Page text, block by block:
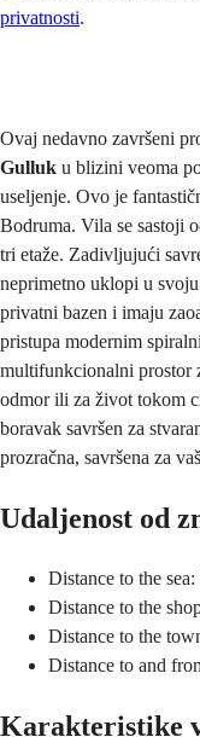
privatnosti.
Ovaj nedavno završeni
Gulluk u blizini veoma
useljenje. Ovo je
Bodruma. Vila se sastoji
tri etaže. Zadivljujući
neprimetno uklopi u
privatni bazen i imaju
pristupa modernim
multifunkcionalni prostor
odmor ili za život tokom
boravak savršen za
prozračna, savršena za
Udaljenost od
Distance to the sea:
Distance to the
Distance to the
Distance to and
Karakteristike